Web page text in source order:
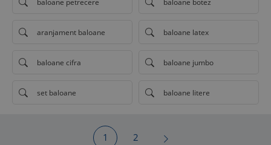
aranjament baloane baloane latex
baloane cifra baloane jumbo
set baloane baloane litere
1 2